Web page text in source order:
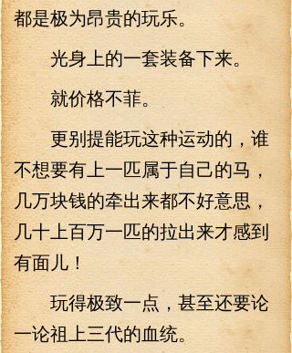
都是极为昂贵的玩乐。
光身上的一套装备下来。
就价格不菲。
更别提能玩这种运动的，谁
不想要有上一匹属于自己的马，
几万块钱的牵出来都不好意思，
几十上百万一匹的拉出来才感到
有面儿！
玩得极致一点，甚至还要论
一论祖上三代的血统。